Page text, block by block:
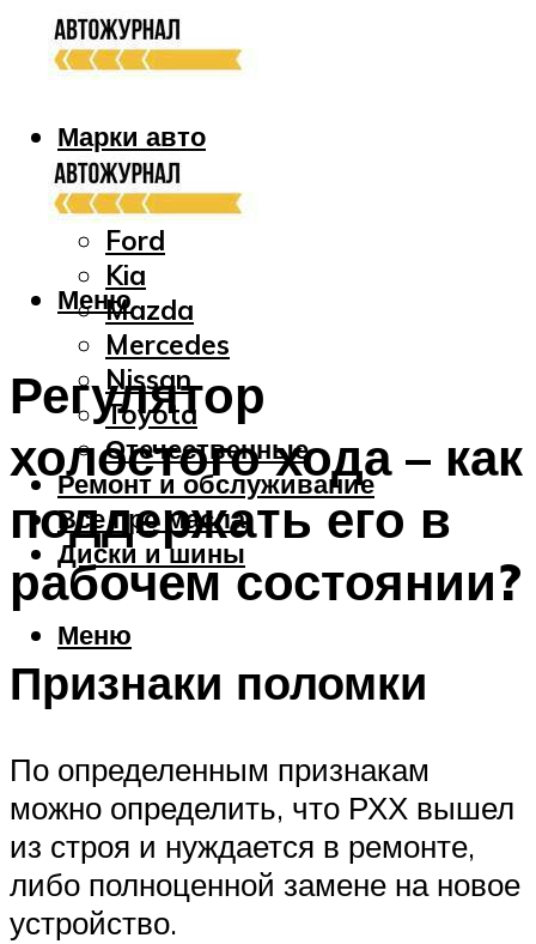
Марки авто
Audi
Bmw
Ford
Kia
Mazda
Mercedes
Nissan
Toyota
Отечественные
Ремонт и обслуживание
Все про масла
Диски и шины
Меню
Меню
Регулятор
холостого хода – как
поддержать его в
рабочем состоянии?
Признаки поломки
По определенным признакам
можно определить, что РХХ вышел
из строя и нуждается в ремонте,
либо полноценной замене на новое
устройство.